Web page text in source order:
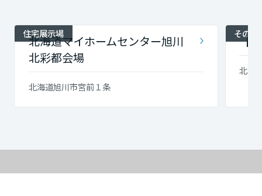
住宅展示場
北海道マイホームセンター旭川
北彩都会場
北海道旭川市宮前１条
その他
【
北海